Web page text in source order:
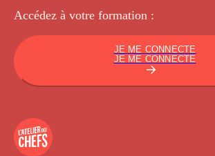
Accédez à votre formation :
JE ME CONNECTE
JE ME CONNECTE